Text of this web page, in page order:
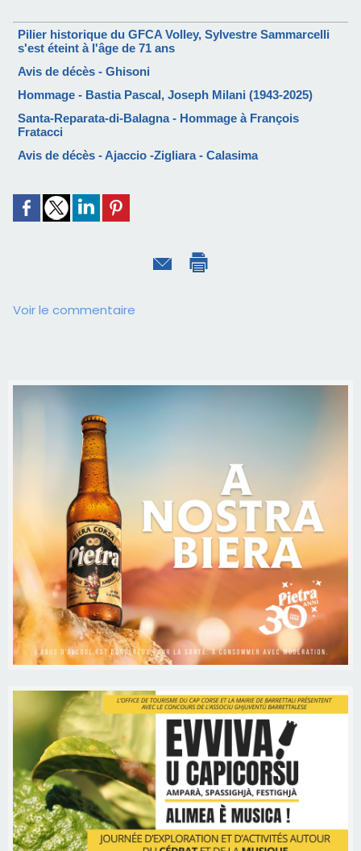
Pilier historique du GFCA Volley, Sylvestre Sammarcelli
s'est éteint à l'âge de 71 ans
Avis de décès - Ghisoni
Hommage - Bastia Pascal, Joseph Milani (1943-2025)
Santa-Reparata-di-Balagna - Hommage à François
Fratacci
Avis de décès - Ajaccio -Zigliara - Calasima
Voir le commentaire